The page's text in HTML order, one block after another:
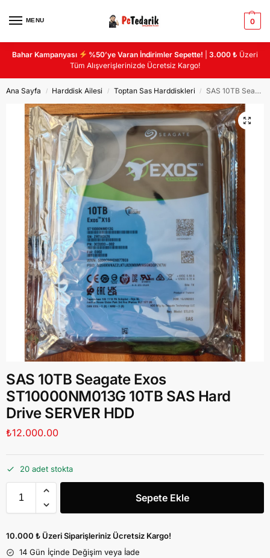
MENU 0
Bahar Kampanyası %50’ye Varan İndirimler Sepette! |3.000 ₺ Üzeri
Tüm Alışverişlerinizde Ücretsiz Kargo!
Ana Sayfa / Harddisk Ailesi / Toptan Sas Harddiskleri / SAS 10TB Seagate Exos ST10000NM013G 10TB SAS Hard Drive SERVER HDD
SAS 10TB Seagate Exos
ST10000NM013G 10TB SAS Hard
Drive SERVER HDD
₺12.000.00
20 adet stokta
Sepete Ekle
10.000 ₺ Üzeri Siparişleriniz Ücretsiz Kargo!
14 Gün İçinde Değişim veya İade